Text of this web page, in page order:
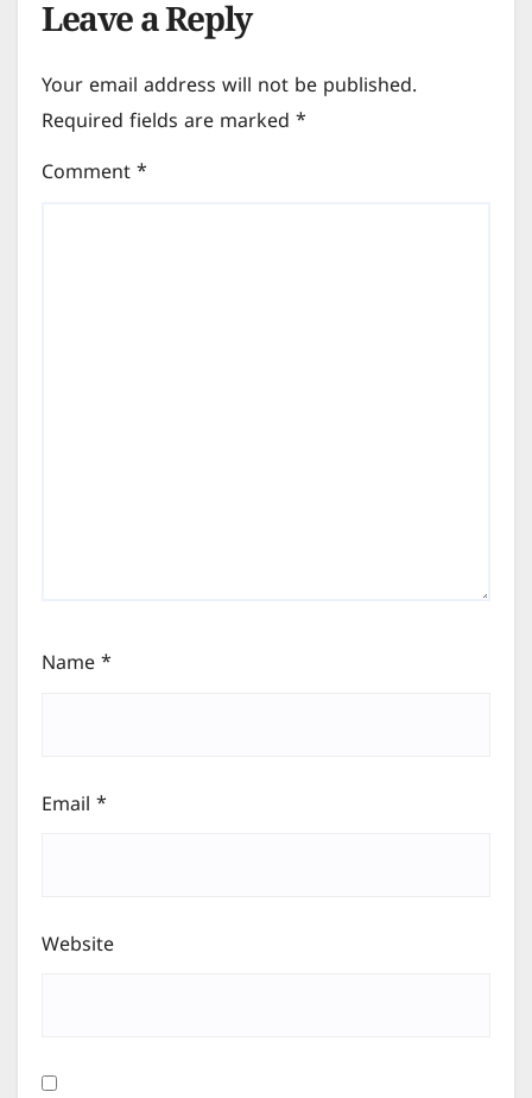
Leave a Reply
Your email address will not be published.
Required fields are marked *
Comment *
Name *
Email *
Website